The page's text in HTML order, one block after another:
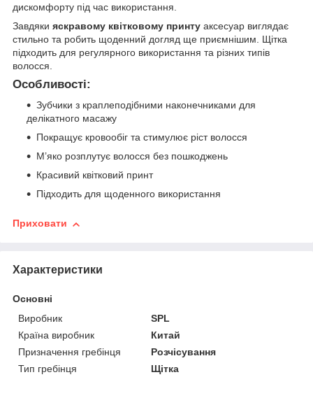
дискомфорту під час використання.
Завдяки яскравому квітковому принту аксесуар виглядає
стильно та робить щоденний догляд ще приємнішим. Щітка
підходить для регулярного використання та різних типів
волосся.
Особливості:
Зубчики з краплеподібними наконечниками для
делікатного масажу
Покращує кровообіг та стимулює ріст волосся
М’яко розплутує волосся без пошкоджень
Красивий квітковий принт
Підходить для щоденного використання
Приховати
Характеристики
Основні
Виробник
SPL
Країна виробник
Китай
Призначення гребінця
Розчісування
Тип гребінця
Щітка